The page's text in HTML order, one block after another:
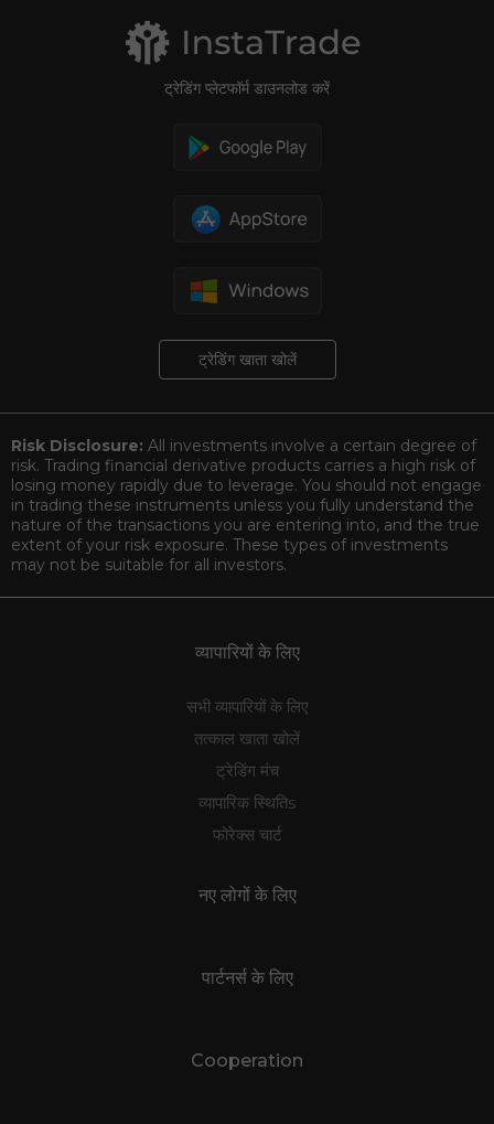
ट्रेडिंग प्लेटफॉर्म डाउनलोड करें
ट्रेडिंग खाता खोलें
Risk Disclosure: All investments involve a certain degree of
risk. Trading financial derivative products carries a high risk of
losing money rapidly due to leverage. You should not engage
in trading these instruments unless you fully understand the
nature of the transactions you are entering into, and the true
extent of your risk exposure. These types of investments
may not be suitable for all investors.
व्यापारियों के लिए
सभी व्यापारियों के लिए
तत्काल खाता खोलें
ट्रेडिंग मंच
व्यापारिक स्थितिs
फोरेक्स चार्ट
नए लोगों के लिए
पार्टनर्स के लिए
Cooperation